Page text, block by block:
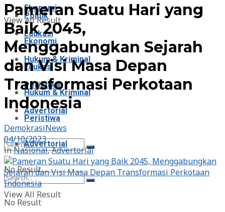
Ekonomi
Edukasi
Hukum & Kriminal
Peristiwa
Advertorial
No Result
View All Result
Politik
Ekonomi
Edukasi
Hukum & Kriminal
Peristiwa
Advertorial
No Result
View All Result
Pameran Suatu Hari yang
Baik 2045,
Menggabungkan Sejarah
dan Visi Masa Depan
Transformasi Perkotaan
Indonesia
DemokrasiNews
04/10/2023
inNasional,Advertorial